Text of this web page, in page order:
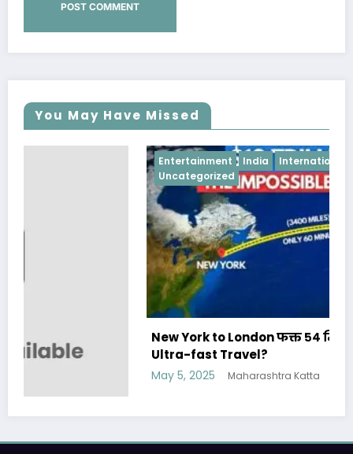
You May Have Missed
India
International News
New York to London फक्त ५४ मिनिटात- Future of
Ultra-fast Travel?
Maharashtra Katta